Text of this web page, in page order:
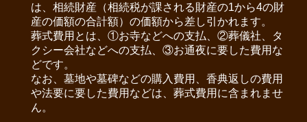
は、相続財産（相続税が課される財産の1から4の財
産の価額の合計額）の価額から差し引かれます。
葬式費用とは、①お寺などへの支払、②葬儀社、タ
クシー会社などへの支払、③お通夜に要した費用な
どです。
なお、墓地や墓碑などの購入費用、香典返しの費用
や法要に要した費用などは、葬式費用に含まれませ
ん。